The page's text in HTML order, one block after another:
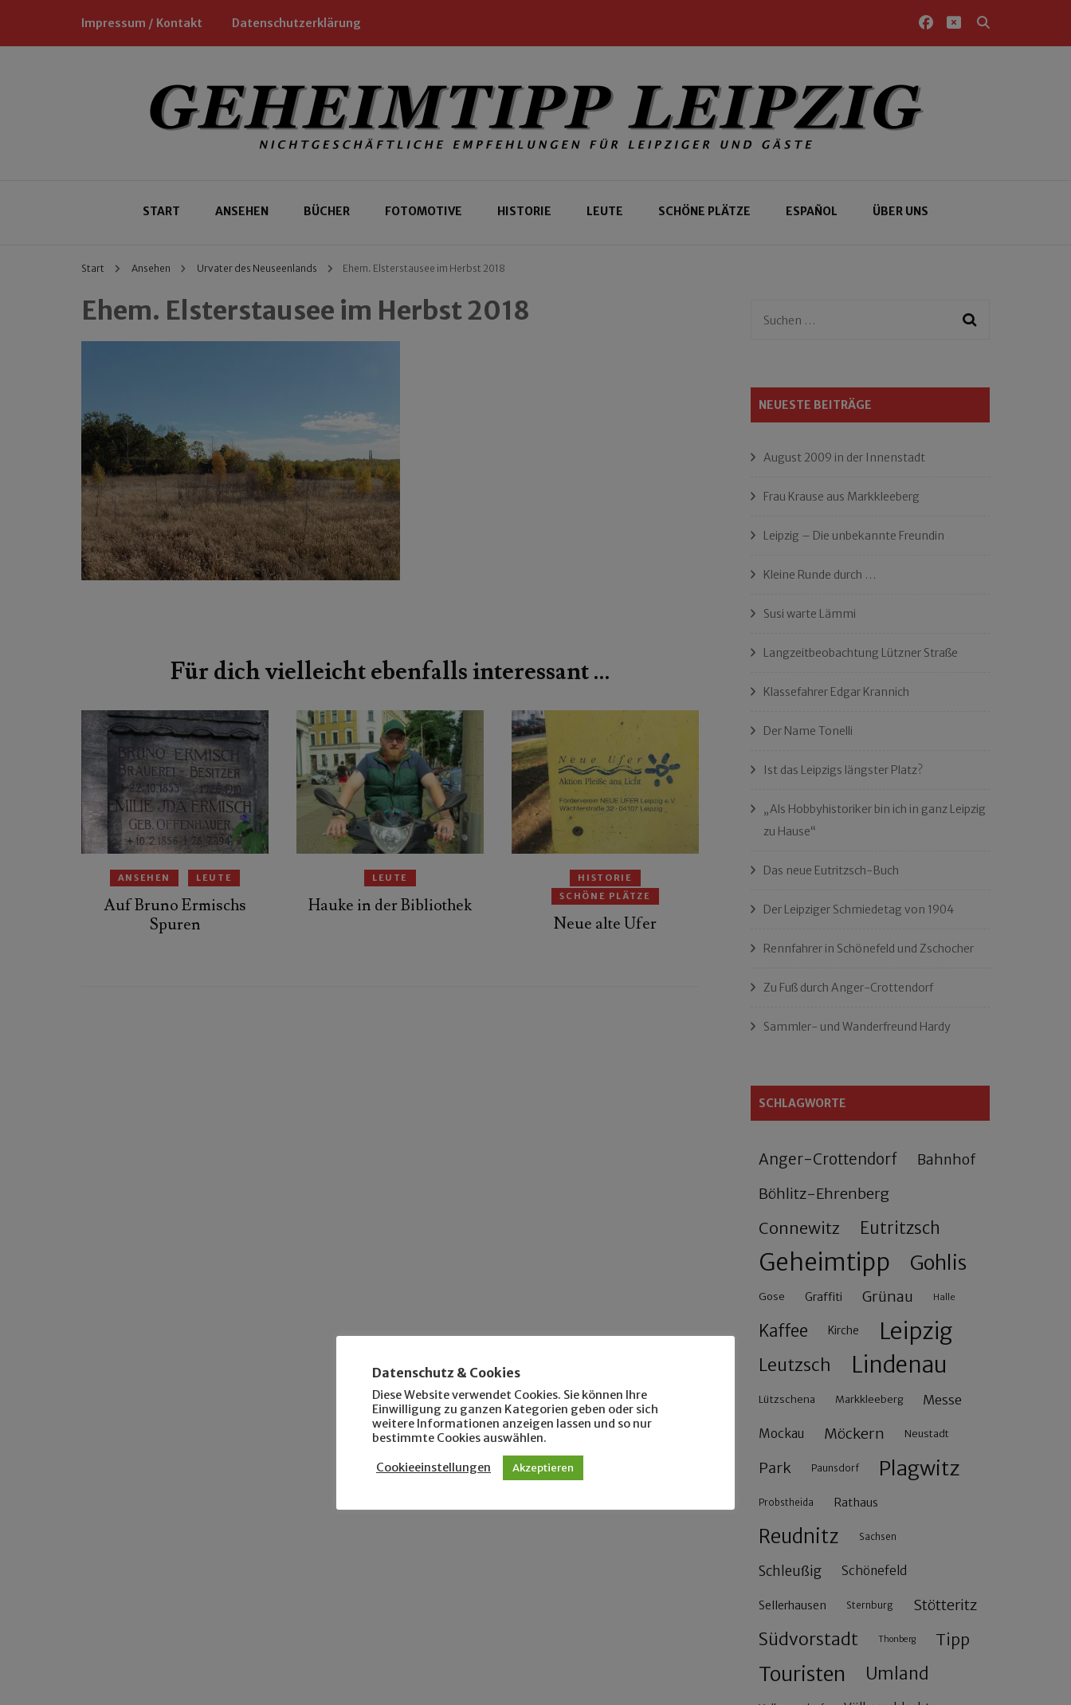
Impressum / Kontakt Datenschutzerklärung
Geheimtipp Leipzig
START ANSEHEN BÜCHER FOTOMOTIVE HISTORIE LEUTE SCHÖNE PLÄTZE ESPAÑOL ÜBER UNS
Start Ansehen Urvater des Neuseenlands Ehem. Elsterstausee im Herbst 2018
Ehem. Elsterstausee im Herbst 2018
Für dich vielleicht ebenfalls interessant …
ANSEHEN LEUTE
Auf Bruno Ermischs
Spuren
LEUTE
Hauke in der Bibliothek
HISTORIE
SCHÖNE PLÄTZE
Neue alte Ufer
Suchen
NEUESTE BEITRÄGE
August 2009 in der Innenstadt
Frau Krause aus Markkleeberg
Leipzig – Die unbekannte Freundin
Kleine Runde durch …
Susi warte Lämmi
Langzeitbeobachtung Lützner Straße
Klassefahrer Edgar Krannich
Der Name Tonelli
Ist das Leipzigs längster Platz?
„Als Hobbyhistoriker bin ich in ganz Leipzig
zu Hause“
Das neue Eutritzsch-Buch
Der Leipziger Schmiedetag von 1904
Rennfahrer in Schönefeld und Zschocher
Zu Fuß durch Anger-Crottendorf
Sammler- und Wanderfreund Hardy
SCHLAGWORTE
Anger-Crottendorf Bahnhof
Böhlitz-Ehrenberg
Connewitz Eutritzsch
Geheimtipp Gohlis
Gose Graffiti Grünau Halle
Kaffee Kirche Leipzig
Leutzsch Lindenau
Lützschena Markkleeberg Messe
Mockau Möckern Neustadt
Park Paunsdorf Plagwitz
Probstheida Rathaus
Reudnitz Sachsen
Schleußig Schönefeld
Sellerhausen Sternburg Stötteritz
Südvorstadt Thonberg Tipp
Touristen Umland
Datenschutz & Cookies
Diese Website verwendet Cookies. Sie können Ihre
Einwilligung zu ganzen Kategorien geben oder sich
weitere Informationen anzeigen lassen und so nur
bestimmte Cookies auswählen.
Cookieeinstellungen Akzeptieren